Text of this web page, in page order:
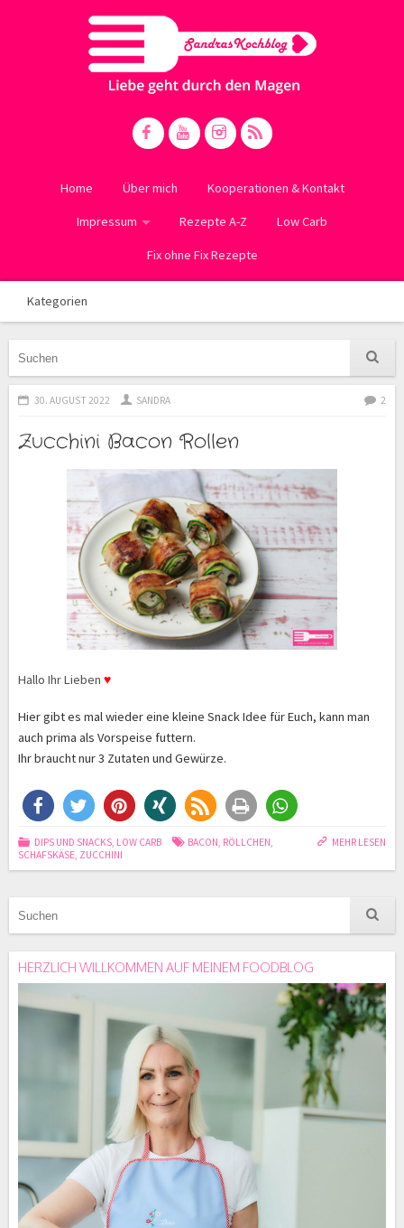
Home Über mich Kooperationen & Kontakt
Impressum Rezepte A-Z Low Carb
Fix ohne Fix Rezepte
Kategorien
30. AUGUST 2022 SANDRA 2
Zucchini Bacon Rollen
Hallo Ihr Lieben ♥
Hier gibt es mal wieder eine kleine Snack Idee für Euch, kann man
auch prima als Vorspeise futtern.
Ihr braucht nur 3 Zutaten und Gewürze.
MEHR LESEN
DIPS UND SNACKS, LOW CARB BACON, RÖLLCHEN,
SCHAFSKÄSE, ZUCCHINI
HERZLICH WILLKOMMEN AUF MEINEM FOODBLOG